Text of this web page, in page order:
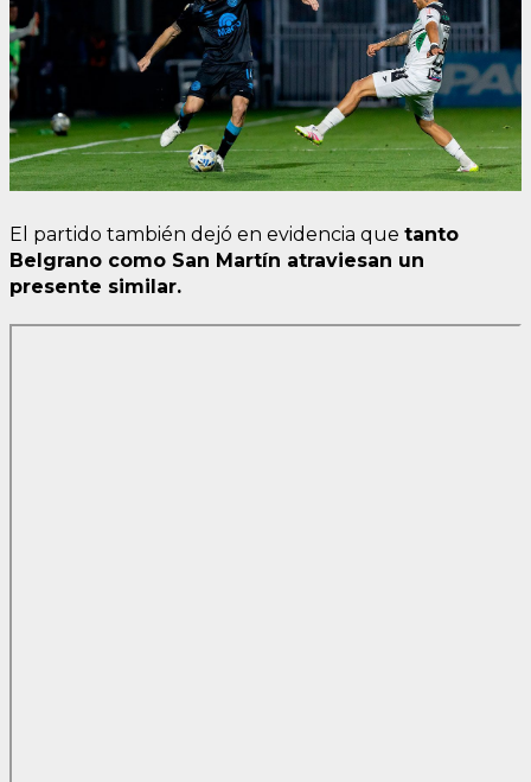
El partido también dejó en evidencia que tanto
Belgrano como San Martín atraviesan un
presente similar.